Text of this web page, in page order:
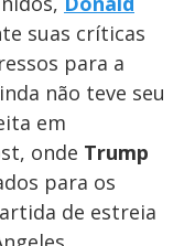
suas críticas
para a
não teve seu
em
onde Trump
para os
de estreia